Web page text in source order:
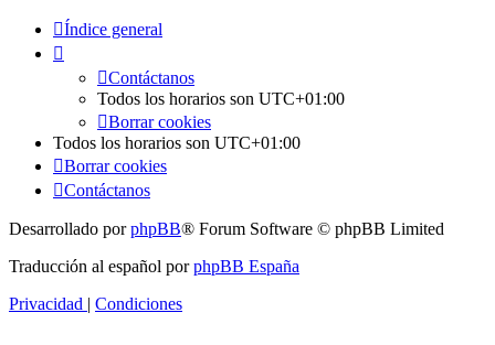
Índice general
Contáctanos
Todos los horarios son UTC+01:00
Borrar cookies
Todos los horarios son UTC+01:00
Borrar cookies
Contáctanos
Desarrollado porphpBB® Forum Software © phpBB Limited
Traducción al español porphpBB España
Privacidad | Condiciones